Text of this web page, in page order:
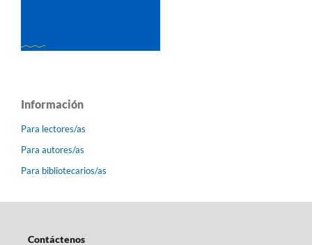
Información
Para lectores/as
Para autores/as
Para bibliotecarios/as
Contáctenos